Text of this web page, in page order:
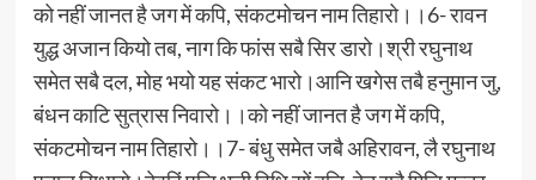
को नहीं जानत है जग में कपि, संकटमोचन नाम तिहारो।।6- रावन
युद्ध अजान कियो तब, नाग कि फांस सबै सिर डारो।श्री रघुनाथ
समेत सबै दल, मोह भयो यह संकट भारो।आनि खगेस तबै हनुमान जु,
बंधन काटि सुत्रास निवारो।।को नहीं जानत है जग में कपि,
संकटमोचन नाम तिहारो।।7- बंधु समेत जबै अहिरावन, लै रघुनाथ